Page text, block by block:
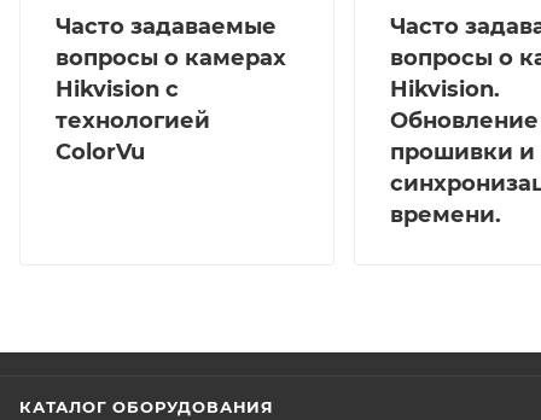
Часто задаваемые
вопросы о камерах
Hikvision с
технологией
ColorVu
Часто
вопросы о
Hikvision.
Обновление
прошивки и
времени.
КАТАЛОГ ОБОРУДОВАНИЯ